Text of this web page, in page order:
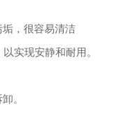
，很容易清洁
实现安静和耐用。
。